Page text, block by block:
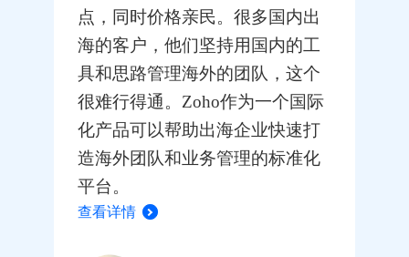
点，同时价格亲民。很多国内出
海的客户，他们坚持用国内的工
具和思路管理海外的团队，这个
很难行得通。Zoho作为一个国际
化产品可以帮助出海企业快速打
造海外团队和业务管理的标准化
平台。
查看详情